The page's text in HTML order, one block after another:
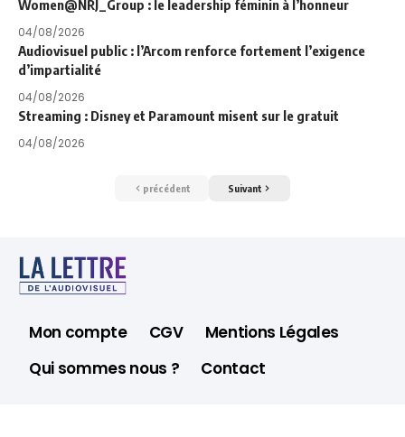
Women@NRJ_Group : le leadership féminin à l’honneur
04/08/2026
Audiovisuel public : l’Arcom renforce fortement l’exigence
d’impartialité
04/08/2026
Streaming : Disney et Paramount misent sur le gratuit
04/08/2026
précédent Suivant
Mon compte CGV
Mentions Légales
Qui sommes nous ?
Contact